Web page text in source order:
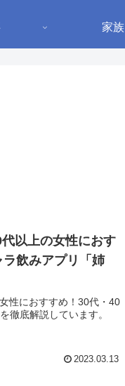
家族
以上の女性におす
飲みアプリ「姉
性におすすめ！30代・40
徹底解説しています。
2023.03.13